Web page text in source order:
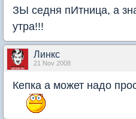
ЗЫ седня пИтница, а
утра!!!
Линкс
21 Nov 2008
Кепка а может надо